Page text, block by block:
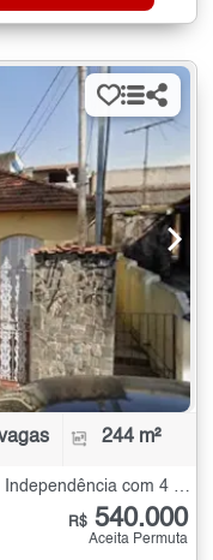
244 m²
Imóvel para Renda à Venda no Jardim Independência com 4 quartos - 244 m²
R$ 540.000
Aceita Permuta